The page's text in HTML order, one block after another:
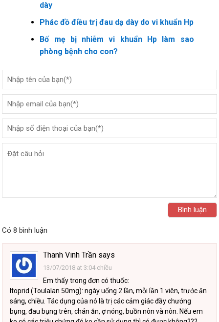
dày
Phác đồ điều trị đau dạ dày do vi khuẩn Hp
Bố mẹ bị nhiễm vi khuẩn Hp làm sao
phòng bệnh cho con?
Có 8 bình luận
Thanh Vinh Trần says
13/07/2018 at 3:04 chiều
Em thấy trong đơn có thuốc:
Itoprid (Toulalan 50mg): ngày uống 2 lần, mỗi lần 1 viên, trước ăn
sáng, chiều. Tác dụng của nó là trị các cảm giác đầy chướng
bụng, đau bụng trên, chán ăn, ợ nóng, buồn nôn và nôn. Nếu em